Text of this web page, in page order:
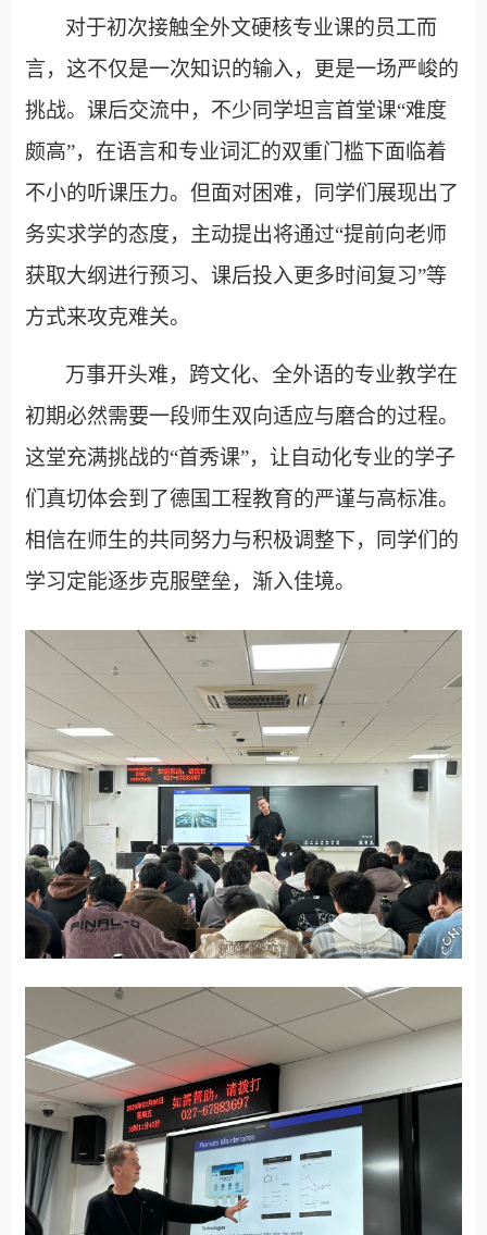
对于初次接触全外文硬核专业课的员工而
言，这不仅是一次知识的输入，更是一场严峻的
挑战。课后交流中，不少同学坦言首堂课“难度
颇高”，在语言和专业词汇的双重门槛下面临着
不小的听课压力。但面对困难，同学们展现出了
务实求学的态度，主动提出将通过“提前向老师
获取大纲进行预习、课后投入更多时间复习”等
方式来攻克难关。
万事开头难，跨文化、全外语的专业教学在
初期必然需要一段师生双向适应与磨合的过程。
这堂充满挑战的“首秀课”，让自动化专业的学子
们真切体会到了德国工程教育的严谨与高标准。
相信在师生的共同努力与积极调整下，同学们的
学习定能逐步克服壁垒，渐入佳境。